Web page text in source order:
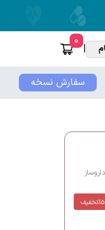
|
0
سفارش نسخه
%5تخفیف